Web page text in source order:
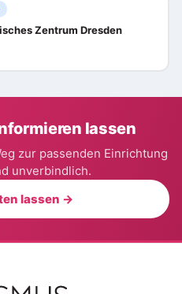
Zentrum Dresden
lassen
zur passenden Einrichtung
unverbindlich.
lassen →